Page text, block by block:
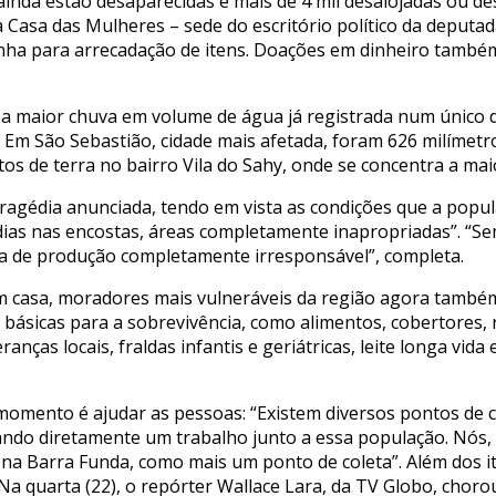
Casa das Mulheres – sede do escritório político da
para arrecadação de itens. Doações em dinheiro
maior chuva em volume de água já registrada num único
São Sebastião, cidade mais afetada, foram 626
de terra no bairro Vila do Sahy, onde se concentra a
anunciada, tendo em vista as condições que a
nas encostas, áreas completamente inapropriadas”.
de produção completamente irresponsável”, completa.
casa, moradores mais vulneráveis da região agora
para a sobrevivência, como alimentos,
locais, fraldas infantis e geriátricas, leite longa
é ajudar as pessoas: “Existem diversos pontos
diretamente um trabalho junto a essa população. Nós,
Barra Funda, como mais um ponto de coleta”. Além dos
quarta (22), o repórter Wallace Lara, da TV Globo,